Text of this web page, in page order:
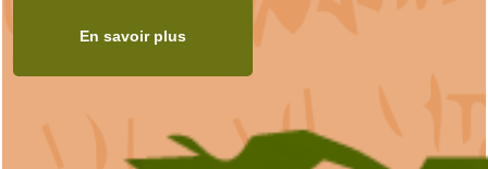
En savoir plus